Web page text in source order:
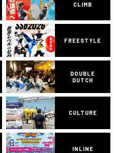
CLIMB
FREESTYLE
DOUBLE
DUTCH
CULTURE
INLINE